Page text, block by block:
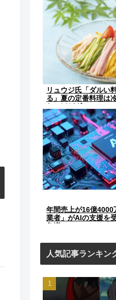
リュウジ氏「ダルい
る」夏の定番料理は
年間売上が16億4000
業者」がAIの支援を
人気記事ランキン